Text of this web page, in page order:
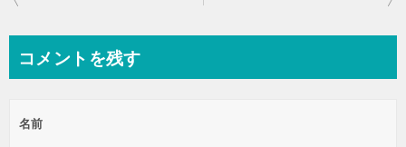
ビ
ー
コメントを残す
名前